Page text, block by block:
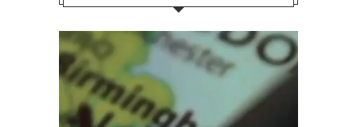
Lecteur
vidéo